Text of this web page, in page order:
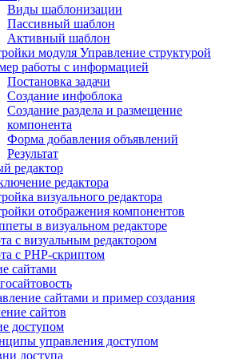
Виды шаблонизации
Пассивный шаблон
Активный шаблон
модуля Управление структурой
работы с информацией
Постановка задачи
Создание инфоблока
Создание раздела и размещение
компонента
Форма добавления объявлений
Результат
редактор
редактора
визуального редактора
отображения компонентов
в визуальном редакторе
с визуальным редактором
с PHP-скриптом
сайтами
сайтами и пример создания
сайтов
доступом
управления доступом
доступа